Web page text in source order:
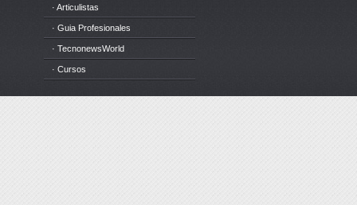
· Articulistas
· Guia Profesionales
· TecnonewsWorld
· Cursos